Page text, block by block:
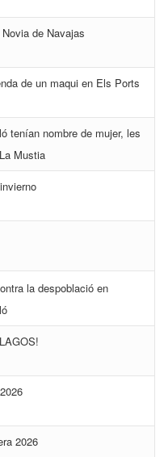
de Navajas
de un maqui en Els Ports
tenían nombre de mujer, les
Mustia
la despoblació en
2026